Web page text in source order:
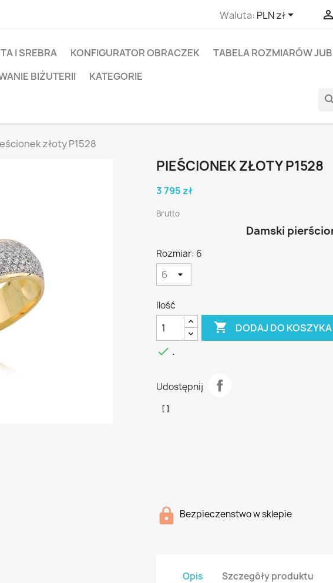
Waluta: PLN zł 
I SREBRA KONFIGURATOR OBRACZEK
TABELA ROZMIARÓW
BIŻUTERII
KATEGORIE
złoty P1528
PIEŚCIONEK ZŁOTY P1528
3 795 zł
Brutto
Damski
Rozmiar: 6
Ilość
 DODAJ DO KOSZYKA
 .
Udostępnij
Bezpieczenstwo w sklepie
Opis Szczegóły produktu